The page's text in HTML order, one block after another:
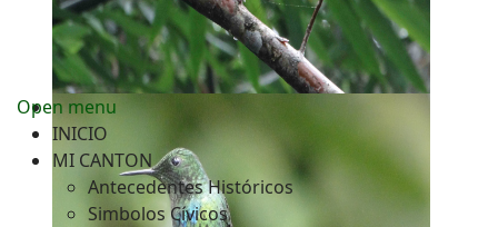
Open menu
INICIO
MI CANTON
Antecedentes Históricos
Simbolos Cívicos